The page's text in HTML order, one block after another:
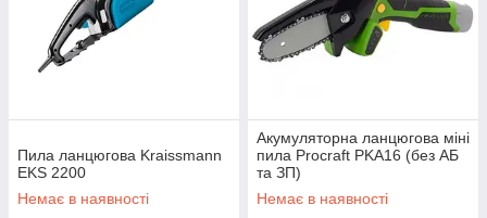
Пила ланцюгова Kraissmann
EKS 2200
Немає в наявності
Акумуляторна ланцюгова міні
пила Procraft PKA16 (без АБ
та ЗП)
Немає в наявності